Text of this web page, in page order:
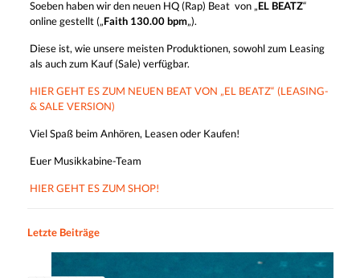
Soeben haben wir den neuen HQ (Rap) Beat von „EL BEATZ“
online gestellt („Faith 130.00 bpm„).
Diese ist, wie unsere meisten Produktionen, sowohl zum Leasing
als auch zum Kauf (Sale) verfügbar.
HIER GEHT ES ZUM NEUEN BEAT VON „EL BEATZ“ (LEASING-
& SALE VERSION)
Viel Spaß beim Anhören, Leasen oder Kaufen!
Euer Musikkabine-Team
HIER GEHT ES ZUM SHOP!
Letzte Beiträge